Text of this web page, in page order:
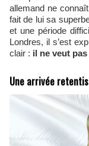
allemand ne
fait de lui sa
et une période
Londres, il s’est
clair : il ne veut
Une arrivée